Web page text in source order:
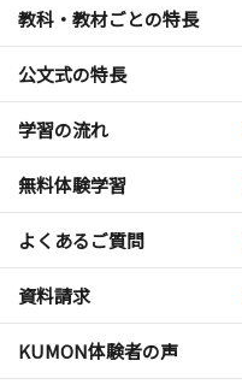
教科・教材ごとの特長
公文式の特長
学習の流れ
無料体験学習
よくあるご質問
資料請求
KUMON体験者の声